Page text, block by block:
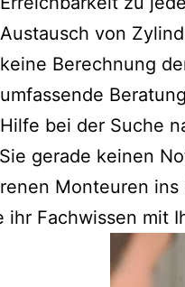
Austausch von
keine Berechnung
umfassende
Hilfe bei der Suche
gerade keinen
Monteuren
ihr Fachwissen mit